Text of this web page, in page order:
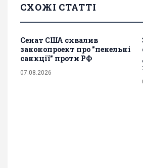
СХОЖІ СТАТТІ
Сенат США схвалив
законопроект про "пекельні
санкції" проти РФ
07.08.2026